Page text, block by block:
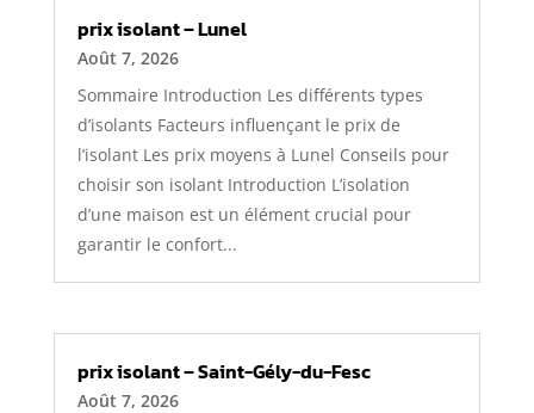
prix isolant – Lunel
Août 7, 2026
Sommaire Introduction Les différents types
d’isolants Facteurs influençant le prix de
l’isolant Les prix moyens à Lunel Conseils pour
choisir son isolant Introduction L’isolation
d’une maison est un élément crucial pour
garantir le confort...
prix isolant – Saint-Gély-du-Fesc
Août 7, 2026